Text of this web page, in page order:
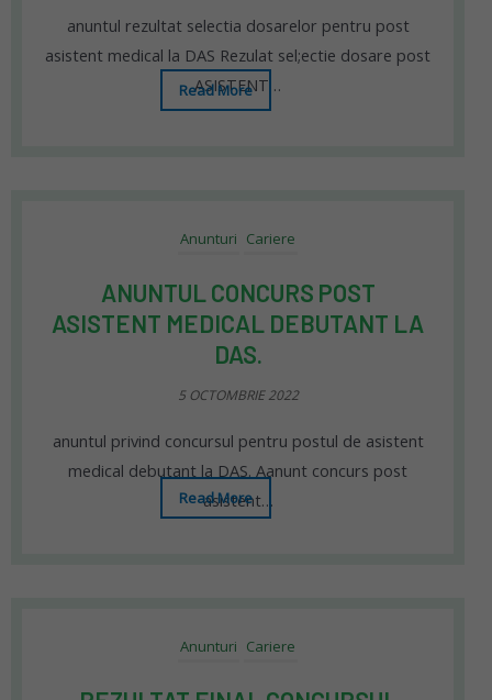
anuntul rezultat selectia dosarelor pentru post
asistent medical la DAS Rezulat sel;ectie dosare post
ASISTENT…
Read More
Anunturi Cariere
ANUNTUL CONCURS POST
ASISTENT MEDICAL DEBUTANT LA
DAS.
5 OCTOMBRIE 2022
anuntul privind concursul pentru postul de asistent
medical debutant la DAS. Aanunt concurs post
asistent…
Read More
Anunturi Cariere